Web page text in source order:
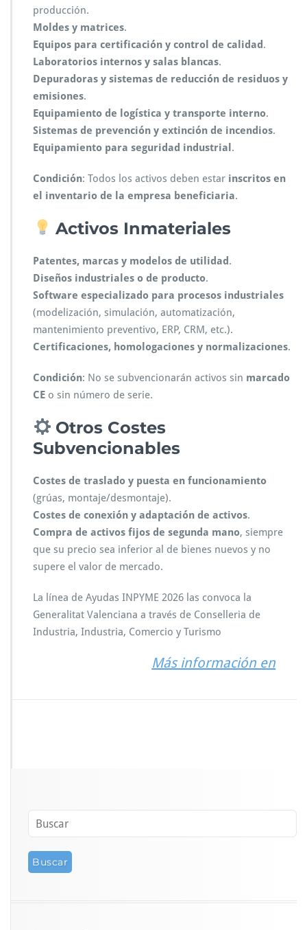
producción.
Moldes y matrices.
Equipos para certificación y control de calidad .
Laboratorios internos y salas blancas.
Depuradoras y sistemas de reducción de residuos y
emisiones.
Equipamiento de logística y transporte interno.
Sistemas de prevención y extinción de incendios.
Equipamiento para seguridad industrial .
Condición: Todos los activos deben estar inscritos en
el inventario de la empresa beneficiaria.
Activos Inmateriales
Patentes, marcas y modelos de utilidad .
Diseños industriales o de producto.
Software especializado para procesos industriales
(modelización, simulación, automatización,
mantenimiento preventivo, ERP, CRM, etc.).
Certificaciones, homologaciones y normalizaciones.
Condición: No se subvencionarán activos sin marcado
CE o sin número de serie.
Otros Costes
Subvencionables
Costes de traslado y puesta en funcionamiento
(grúas, montaje/desmontaje).
Costes de conexión y adaptación de activos.
Compra de activos fijos de segunda mano, siempre
que su precio sea inferior al de bienes nuevos y no
supere el valor de mercado.
La línea de Ayudas INPYME 2026 las convoca la
Generalitat Valenciana a través de Conselleria de
Industria, Industria, Comercio y Turismo
Más información en